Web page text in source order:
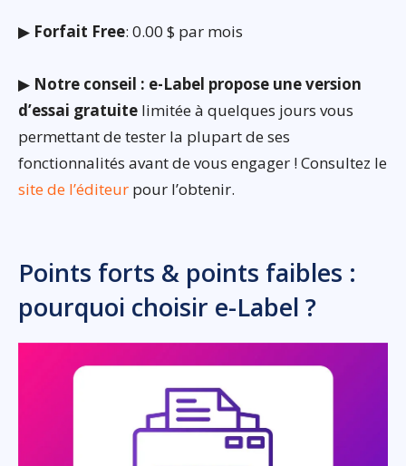
▶ Forfait Free: 0.00 $ par mois
▶ Notre conseil : e-Label propose une version
d’essai gratuite limitée à quelques jours vous
permettant de tester la plupart de ses
fonctionnalités avant de vous engager ! Consultez le
site de l’éditeur pour l’obtenir.
Points forts & points faibles :
pourquoi choisir e-Label ?